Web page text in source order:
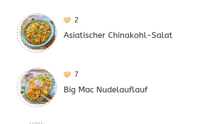
2
Asiatischer Chinakohl-Salat
7
Big Mac Nudelauflauf